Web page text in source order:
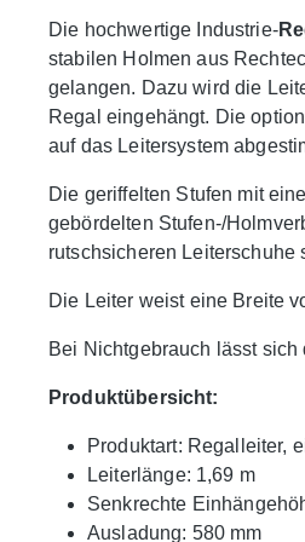
Die hochwertige Industrie-
stabilen Holmen aus
gelangen. Dazu wird die
Regal eingehängt. Die
auf das Leitersystem
Die geriffelten Stufen mit
gebördelten Stufen-/
rutschsicheren Leiterschuhe
Die Leiter weist eine Breite
Bei Nichtgebrauch lässt
Produktübersicht:
Produktart: Regalleiter,
Leiterlänge: 1,69 m
Senkrechte
Ausladung: 580 mm